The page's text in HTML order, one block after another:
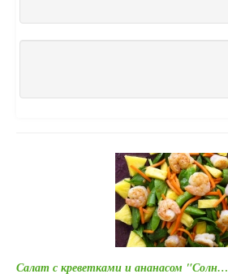
Салат с креветками и ананасом "Солн…